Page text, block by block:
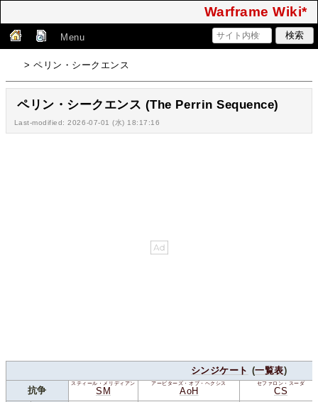
Warframe Wiki*
Menu
> ペリン・シークエンス
ペリン・シークエンス (The Perrin Sequence)
Last-modified: 2026-07-01 (水) 18:17:16
シンジケート (一覧表)
抗争
SM
スティール・メリディアン
AoH
アービターズ・オブ・ヘクシス
CS
セファロン・スーダ